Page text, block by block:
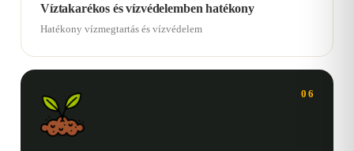
Víztakarékos és vízvédelemben hatékony
Hatékony vízmegtartás és vízvédelem
06